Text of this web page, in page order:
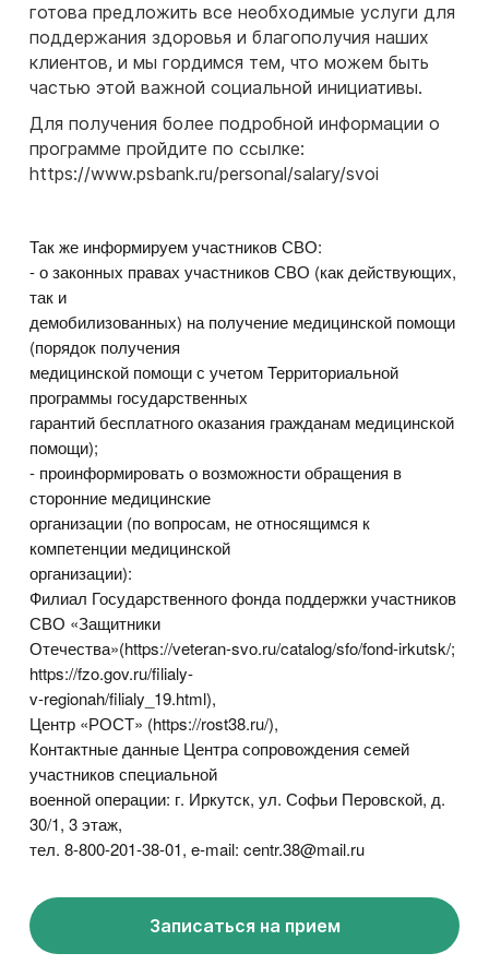
готова предложить все необходимые услуги для
поддержания здоровья и благополучия наших
клиентов, и мы гордимся тем, что можем быть
частью этой важной социальной инициативы.
Для получения более подробной информации о
программе пройдите по ссылке:
https://www.psbank.ru/personal/salary/svoi
Так же информируем участников СВО:
- о законных правах участников СВО (как действующих,
так и
демобилизованных) на получение медицинской помощи
(порядок получения
медицинской помощи с учетом Территориальной
программы государственных
гарантий бесплатного оказания гражданам медицинской
помощи);
- проинформировать о возможности обращения в
сторонние медицинские
организации (по вопросам, не относящимся к
компетенции медицинской
организации):
Филиал Государственного фонда поддержки участников
СВО «Защитники
Отечества»(https://veteran-svo.ru/catalog/sfo/fond-irkutsk/;
https://fzo.gov.ru/filialy-
v-regionah/filialy_19.html),
Центр «РОСТ» (https://rost38.ru/),
Контактные данные Центра сопровождения семей
участников специальной
военной операции: г. Иркутск, ул. Софьи Перовской, д.
30/1, 3 этаж,
тел. 8-800-201-38-01, e-mail: centr.38@mail.ru
Записаться на прием